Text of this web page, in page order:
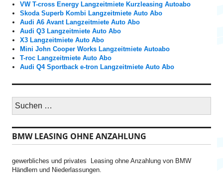
VW T-cross Energy Langzeitmiete Kurzleasing Autoabo
Skoda Superb Kombi Langzeitmiete Auto Abo
Audi A6 Avant Langzeitmiete Auto Abo
Audi Q3 Langzeitmiete Auto Abo
X3 Langzeitmiete Auto Abo
Mini John Cooper Works Langzeitmiete Autoabo
T-roc Langzeitmiete Auto Abo
Audi Q4 Sportback e-tron Langzeitmiete Auto Abo
S
h
e
n
a
c
BMW LEASING OHNE ANZAHLUNG
gewerbliches und privates Leasing ohne Anzahlung von BMW
Händlern und Niederlassungen.